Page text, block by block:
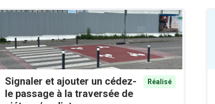
Signaler et ajouter un cédez-
le passage à la traversée de
Réalisé